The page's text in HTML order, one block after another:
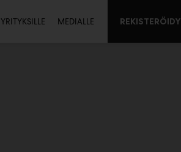
Toissijainen
YRITYKSILLE MEDIALLE REKISTERÖIDY